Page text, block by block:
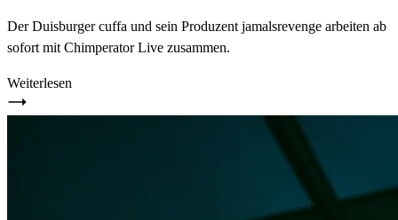
Der Duisburger cuffa und sein Produzent jamalsrevenge arbeiten ab
sofort mit Chimperator Live zusammen.
Weiterlesen